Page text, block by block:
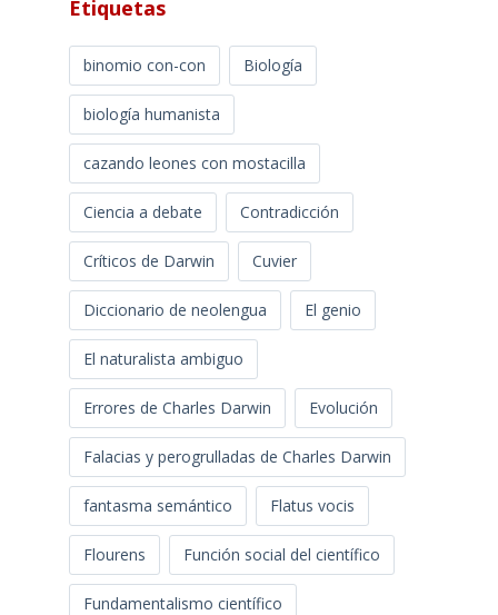
Etiquetas
binomio con-con Biología
biología humanista
cazando leones con mostacilla
Ciencia a debate Contradicción
Críticos de Darwin Cuvier
Diccionario de neolengua El genio
El naturalista ambiguo
Errores de Charles Darwin Evolución
Falacias y perogrulladas de Charles Darwin
fantasma semántico Flatus vocis
Flourens Función social del científico
Fundamentalismo científico